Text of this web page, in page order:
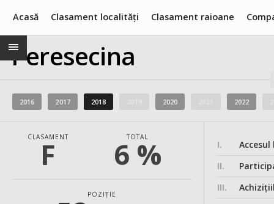
Acasă Clasament localități Clasament raioane
Peresecina
2016 2017 2018 2020 2022
CLASAMENT
F TOTAL
6 %
POZIȚIE
I.
II.
III.